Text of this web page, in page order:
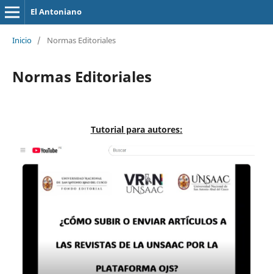
El Antoniano
Inicio / Normas Editoriales
Normas Editoriales
Tutorial para autores: